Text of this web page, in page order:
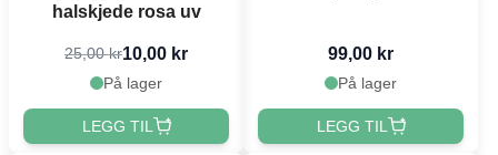
halskjede rosa uv
25,00 kr10,00 kr
På lager
LEGG TIL
99,00 kr
På lager
LEGG TIL